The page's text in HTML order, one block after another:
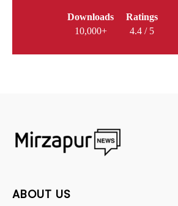
Downloads
10,000+
Ratings
4.4 / 5
ABOUT US